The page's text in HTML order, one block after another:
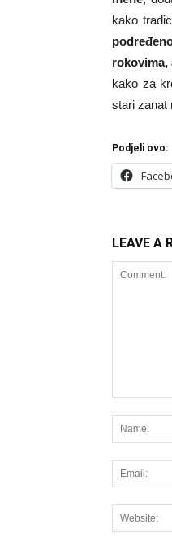
kako
rokovima,
kako za
stari zanat
Podjeli ovo:
LEAVE A